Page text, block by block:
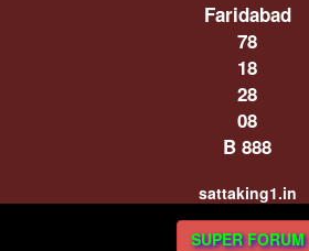
Faridabad
78
18
28
08
B 888
sattaking1.in
SUPER FORUM